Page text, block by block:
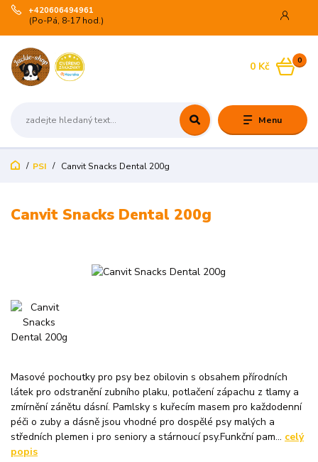
Menu
+420606494961
(Po-Pá, 8-17 hod.)
0
0 Kč
PSI Canvit Snacks Dental 200g
Canvit Snacks Dental 200g
Masové pochoutky pro psy bez obilovin s obsahem přírodních
látek pro odstranění zubního plaku, potlačení zápachu z tlamy a
zmírnění zánětu dásní. Pamlsky s kuřecím masem pro každodenní
péči o zuby a dásně jsou vhodné pro dospělé psy malých a
středních plemen i pro seniory a stárnoucí psy.Funkční pam... celý
popis